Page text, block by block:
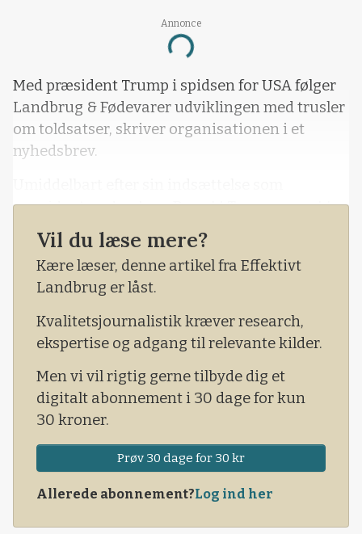
Annonce
Loading...
Med præsident Trump i spidsen for USA følger
Landbrug & Fødevarer udviklingen med trusler
om toldsatser, skriver organisationen i et
nyhedsbrev.
præsident underskrev Donald Trump en række
dekreter. Han underskrev blandt andet et
dekret om handelspolitikken.
I dekretet pålægges en række amerikanske
med resten af verden med henblik på at
præsentere forslag til ændringer senest den 1.
april.
Vil du læse mere?
Kære læser, denne artikel fra Effektivt
Landbrug er låst.
Kvalitetsjournalistik kræver research,
ekspertise og adgang til relevante kilder.
Men vi vil rigtig gerne tilbyde dig et
digitalt abonnement i 30 dage for kun
30 kroner.
Prøv 30 dage for 30 kr
Allerede abonnement?Log ind her